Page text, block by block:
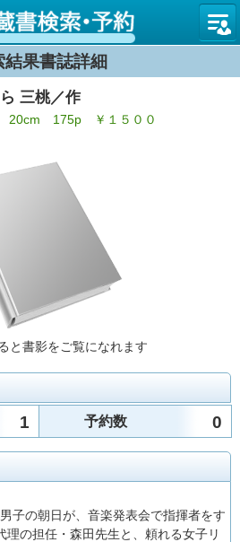
図書館
結果書誌詳細
三桃／作
175p ￥１５００
と書影をご覧になれます
1 予約数 0
子の朝日が、音楽発表会で指揮者をす
理の担任・森田先生と、頼れる女子リ